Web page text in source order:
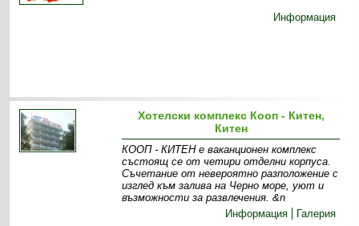
Информация
Хотелски комплекс Кооп - Китен,
Китен
КООП - КИТЕН е ваканционен комплекс
състоящ се от четири отделни корпуса.
Съчетание от невероятно разположение с
изглед към залива на Черно море, уют и
възможности за развлечения. &n
Информация
Галерия